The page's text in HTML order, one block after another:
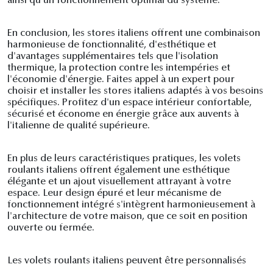
En conclusion, les stores italiens offrent une combinaison
harmonieuse de fonctionnalité, d'esthétique et
d'avantages supplémentaires tels que l'isolation
thermique, la protection contre les intempéries et
l'économie d'énergie. Faites appel à un expert pour
choisir et installer les stores italiens adaptés à vos besoins
spécifiques. Profitez d'un espace intérieur confortable,
sécurisé et économe en énergie grâce aux auvents à
l'italienne de qualité supérieure.
En plus de leurs caractéristiques pratiques, les volets
roulants italiens offrent également une esthétique
élégante et un ajout visuellement attrayant à votre
espace. Leur design épuré et leur mécanisme de
fonctionnement intégré s'intègrent harmonieusement à
l'architecture de votre maison, que ce soit en position
ouverte ou fermée.
Les volets roulants italiens peuvent être personnalisés